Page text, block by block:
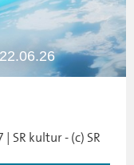
SR kultur - (c) SR